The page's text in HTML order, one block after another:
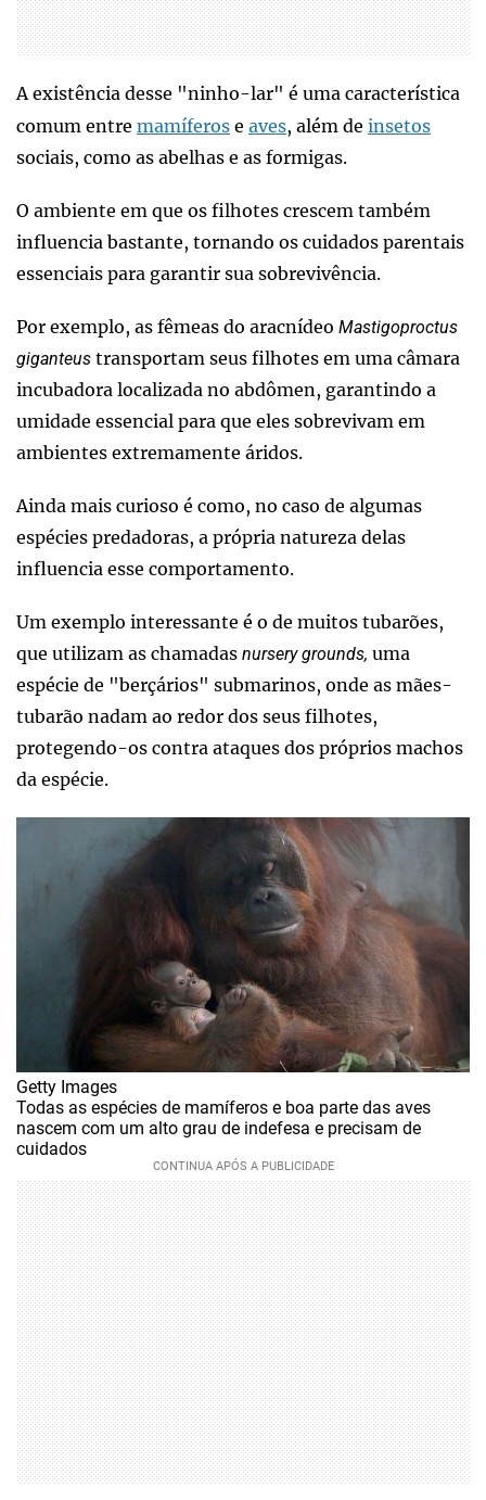
A existência desse "ninho-lar" é uma característica
comum entre mamíferos e aves, além de insetos
sociais, como as abelhas e as formigas.
O ambiente em que os filhotes crescem também
influencia bastante, tornando os cuidados parentais
essenciais para garantir sua sobrevivência.
Por exemplo, as fêmeas do aracnídeo Mastigoproctus
giganteus transportam seus filhotes em uma câmara
incubadora localizada no abdômen, garantindo a
umidade essencial para que eles sobrevivam em
ambientes extremamente áridos.
Ainda mais curioso é como, no caso de algumas
espécies predadoras, a própria natureza delas
influencia esse comportamento.
Um exemplo interessante é o de muitos tubarões,
que utilizam as chamadas nursery grounds, uma
espécie de "berçários" submarinos, onde as mães-
tubarão nadam ao redor dos seus filhotes,
protegendo-os contra ataques dos próprios machos
da espécie.
Getty Images
Todas as espécies de mamíferos e boa parte das aves
nascem com um alto grau de indefesa e precisam de
cuidados